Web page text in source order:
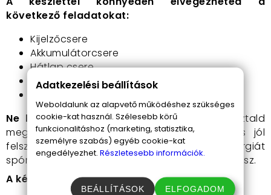
következő feladatokat:
Kijelzőcsere
Akkumulátorcsere
Hátlap csere
Kameracsere
Ne habozz tovább!Rendelj most és tapasztald
meg a különbséget!Egy ilyen komplett és jól
felszerelt készlettel nemcsak időt és energiát
spórolsz,de a munkád is sokkal hatékonyabb lesz.
A készlet tartalma:
Adatkezelési beállítások
Weboldalunk az alapvető működéshez szükséges
cookie-kat használ. Szélesebb körű
funkcionalitáshoz (marketing, statisztika,
személyre szabás) egyéb cookie-kat
engedélyezhet. Részletesebb információk.
BEÁLLÍTÁSOK ELFOGADOM